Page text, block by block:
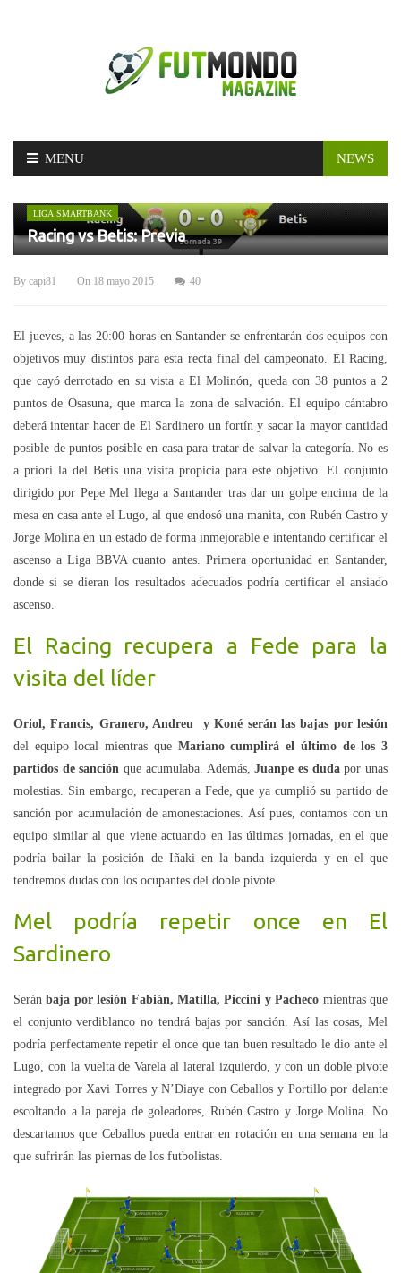
Skip
MENU NEWS
LIGA SMARTBANK
Racing vs Betis: Previa
By capi81 On 18 mayo 2015 40
El jueves, a las 20:00 horas en Santander se enfrentarán dos equipos con
objetivos muy distintos para esta recta final del campeonato. El Racing,
que cayó derrotado en su vista a El Molinón, queda con 38 puntos a 2
puntos de Osasuna, que marca la zona de salvación. El equipo cántabro
deberá intentar hacer de El Sardinero un fortín y sacar la mayor cantidad
posible de puntos posible en casa para tratar de salvar la categoría. No es
a priori la del Betis una visita propicia para este objetivo. El conjunto
dirigido por Pepe Mel llega a Santander tras dar un golpe encima de la
mesa en casa ante el Lugo, al que endosó una manita, con Rubén Castro y
Jorge Molina en un estado de forma inmejorable e intentando certificar el
ascenso a Liga BBVA cuanto antes. Primera oportunidad en Santander,
donde si se dieran los resultados adecuados podría certificar el ansiado
ascenso.
El Racing recupera a Fede para la
visita del líder
Oriol, Francis, Granero, Andreu y Koné serán las bajas por lesión
del equipo local mientras que Mariano cumplirá el último de los 3
partidos de sanción que acumulaba. Además,Juanpe es dudapor unas
molestias. Sin embargo, recuperan a Fede, que ya cumplió su partido de
sanción por acumulación de amonestaciones. Así pues, contamos con un
equipo similar al que viene actuando en las últimas jornadas, en el que
podría bailar la posición de Iñaki en la banda izquierda y en el que
tendremos dudas con los ocupantes del doble pivote.
Mel podría repetir once en El
Sardinero
Seránbaja por lesión Fabián, Matilla, Piccini y Pacheco mientras que
el conjunto verdiblanco no tendrá bajas por sanción. Así las cosas, Mel
podría perfectamente repetir el once que tan buen resultado le dio ante el
Lugo, con la vuelta de Varela al lateral izquierdo, y con un doble pivote
integrado por Xavi Torres y N’Diaye con Ceballos y Portillo por delante
escoltando a la pareja de goleadores, Rubén Castro y Jorge Molina. No
descartamos que Ceballos pueda entrar en rotación en una semana en la
que sufrirán las piernas de los futbolistas.
BORJA GOMEZ
ERICE
DAVID F.
KONÉ
SUSAETA
TOCHÉ
CARLOS PEÑA
ESTEBAN
J. VILA